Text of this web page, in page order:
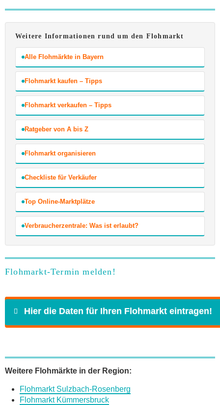
Weitere Informationen rund um den Flohmarkt
Alle Flohmärkte in Bayern
Flohmarkt kaufen – Tipps
Flohmarkt verkaufen – Tipps
Ratgeber von A bis Z
Flohmarkt organisieren
Checkliste für Verkäufer
Top Online-Marktplätze
Verbraucherzentrale: Was ist erlaubt?
Flohmarkt-Termin melden!
Hier die Daten für Ihren Flohmarkt eintragen!
E-Mail*
Weitere Flohmärkte in der Region:
Flohmarkt Sulzbach-Rosenberg
Flohmarkt Kümmersbruck